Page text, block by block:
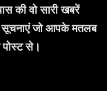
की वो सारी खबरें
सूचनाएं जो आपके मतलब
से।